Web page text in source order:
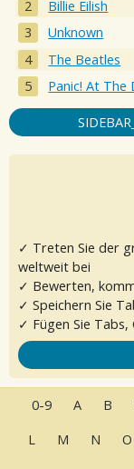
Billie Eilish
Unknown
The Beatles
Panic! At The
✓ Treten Sie der
weltweit bei
✓ Bewerten,
✓ Speichern Sie
✓ Fügen Sie Tabs,
0-9 A B
L
M N O